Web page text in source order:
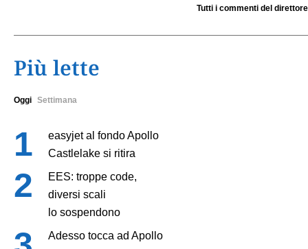
Tutti i commenti del direttore
Più lette
Oggi Settimana
easyjet al fondo Apollo
Castlelake si ritira
EES: troppe code,
diversi scali
lo sospendono
Adesso tocca ad Apollo